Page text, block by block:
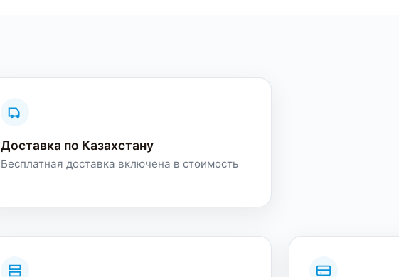
Доставка по Казахстану
Бесплатная доставка включена в стоимость